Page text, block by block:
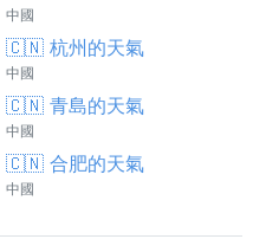
中國
🇨🇳 杭州的天氣
中國
🇨🇳 青島的天氣
中國
🇨🇳 合肥的天氣
中國